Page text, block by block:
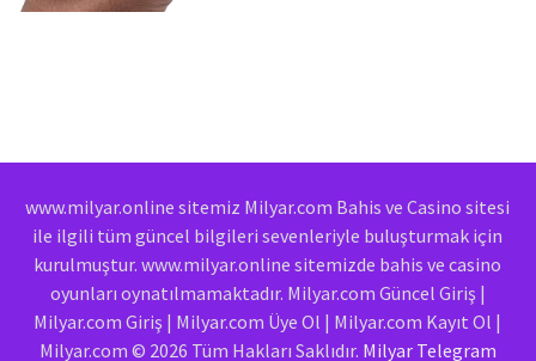
www.milyar.online sitemiz Milyar.com Bahis ve Casino sitesi
ile ilgili tüm güncel bilgileri sevenleriyle buluşturmak için
kurulmuştur. www.milyar.online sitemizde bahis ve casino
oyunları oynatılmamaktadır. Milyar.com Güncel Giriş |
Milyar.com Giriş | Milyar.com Üye Ol | Milyar.com Kayıt Ol |
Milyar.com © 2026 Tüm Hakları Saklıdır. Milyar Telegram